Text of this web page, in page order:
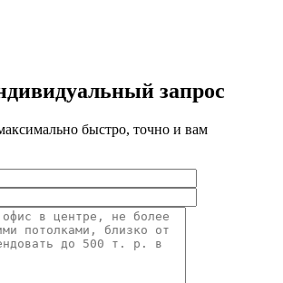
запрос
быстро, точно и вам